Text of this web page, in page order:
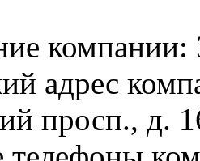
адрес
просп., д.